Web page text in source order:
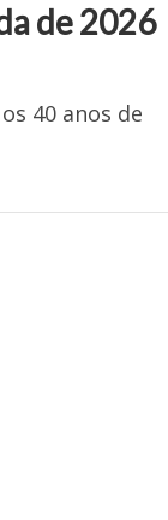
de 2026
40 anos de